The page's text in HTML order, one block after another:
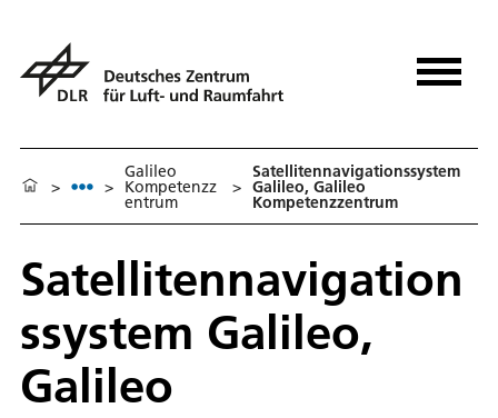
> >
Galileo
Kompetenzz
entrum
>
Satellitennavigationssystem
Galileo, Galileo
Kompetenzzentrum
Satellitennavigation
ssystem Galileo,
Galileo